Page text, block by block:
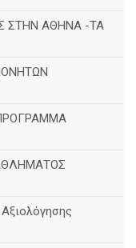
ΣΤΗΝ ΑΘΗΝΑ -ΤΑ